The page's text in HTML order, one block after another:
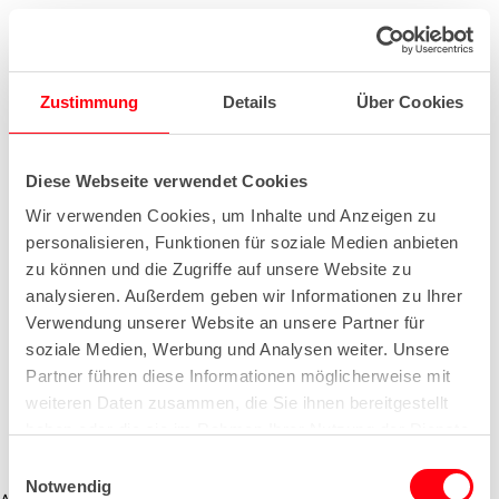
Zustimmung Details Über Cookies
Diese Webseite verwendet Cookies
Wir verwenden Cookies, um Inhalte und Anzeigen zu
personalisieren, Funktionen für soziale Medien anbieten
zu können und die Zugriffe auf unsere Website zu
analysieren. Außerdem geben wir Informationen zu Ihrer
Verwendung unserer Website an unsere Partner für
soziale Medien, Werbung und Analysen weiter. Unsere
Partner führen diese Informationen möglicherweise mit
weiteren Daten zusammen, die Sie ihnen bereitgestellt
Notwendig